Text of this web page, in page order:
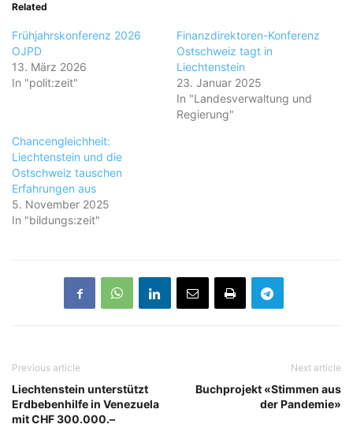
Related
Frühjahrskonferenz 2026
OJPD
13. März 2026
In "polit:zeit"
Finanzdirektoren-Konferenz
Ostschweiz tagt in
Liechtenstein
23. Januar 2025
In "Landesverwaltung und
Regierung"
Chancengleichheit:
Liechtenstein und die
Ostschweiz tauschen
Erfahrungen aus
5. November 2025
In "bildungs:zeit"
Previous article
Liechtenstein unterstützt
Erdbebenhilfe in Venezuela
mit CHF 300.000.–
Next article
Buchprojekt «Stimmen aus
der Pandemie»